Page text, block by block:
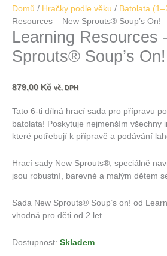
Domů / Hračky podle věku / Batolata
Resources – New Sprouts® Soup’s On!
Learning Resources
Sprouts® Soup’s On!
879,00 Kč vč. DPH
Tato 6-ti dílná hrací sada pro přípravu
batolata! Poskytuje nejmenším všechny
které potřebují k přípravě a podávání
Hrací sady New Sprouts®, speciálně
jsou robustní, barevné a malým dětem
Sada New Sprouts® Soup’s on! od
vhodná pro děti od 2 let.
Dostupnost: Skladem